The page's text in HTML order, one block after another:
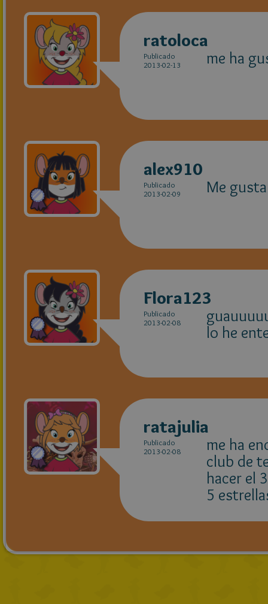
ratoloca
Publicado
2013-02-13
me ha
alex910
Publicado
2013-02-09
Me
Flora123
Publicado
2013-02-08
lo he
ratajulia
Publicado
2013-02-08
me ha
club de
hacer el 3
5